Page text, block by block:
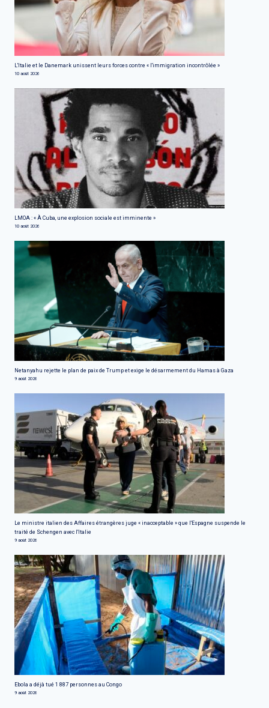
L'Italie et le Danemark unissent leurs forces contre « l'immigration incontrôlée »
10 août 2026
LMOA : « À Cuba, une explosion sociale est imminente »
10 août 2026
Netanyahu rejette le plan de paix de Trump et exige le désarmement du Hamas à Gaza
9 août 2026
Le ministre italien des Affaires étrangères juge « inacceptable » que l'Espagne suspende le
traité de Schengen avec l'Italie
9 août 2026
Ebola a déjà tué 1 887 personnes au Congo
9 août 2026